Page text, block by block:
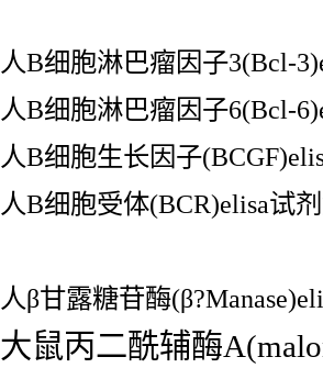
人B细胞淋巴瘤因子3(Bcl-
人B细胞淋巴瘤因子6(Bcl-
人B细胞生长因子
人B细胞受体(BCR)elisa试
人β甘露糖苷酶
大鼠丙二酰辅酶